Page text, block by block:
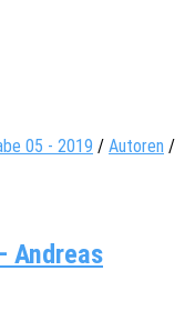
05 - 2019 / Autoren /
Andreas